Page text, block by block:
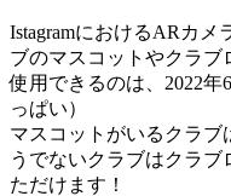
IstagramにおけるARカメ
ブのマスコットやクラブ
使用できるのは、2022年
っぱい）
マスコットがいるクラ
うでないクラブはクラ
ただけます！